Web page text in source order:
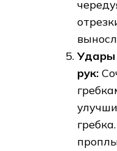
Удары
рук: